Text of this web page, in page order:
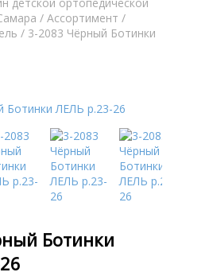
/ Aссортимент /
/ 3-2083 Чёрный Ботинки
Ботинки